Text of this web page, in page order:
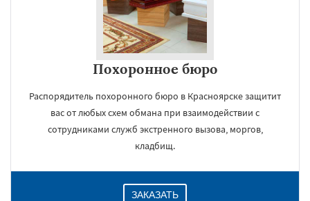
Похоронное бюро
Распорядитель похоронного бюро в Красноярске защитит
вас от любых схем обмана при взаимодействии с
сотрудниками служб экстренного вызова, моргов,
кладбищ.
ЗАКАЗАТЬ